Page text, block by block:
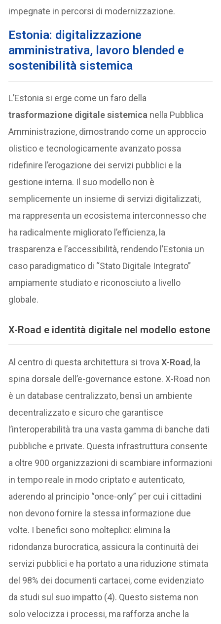
impegnate in percorsi di modernizzazione.
Estonia: digitalizzazione
amministrativa, lavoro blended e
sostenibilità sistemica
L’Estonia si erge come un faro della
trasformazione digitale sistemica nella Pubblica
Amministrazione, dimostrando come un approccio
olistico e tecnologicamente avanzato possa
ridefinire l’erogazione dei servizi pubblici e la
gestione interna. Il suo modello non è
semplicemente un insieme di servizi digitalizzati,
ma rappresenta un ecosistema interconnesso che
ha radicalmente migliorato l’efficienza, la
trasparenza e l’accessibilità, rendendo l’Estonia un
caso paradigmatico di “Stato Digitale Integrato”
ampiamente studiato e riconosciuto a livello
globale.
X-Road e identità digitale nel modello estone
Al centro di questa architettura si trovaX-Road, la
spina dorsale dell’e-governance estone. X-Road non
è un database centralizzato, bensì un ambiente
decentralizzato e sicuro che garantisce
l’interoperabilità tra una vasta gamma di banche dati
pubbliche e private. Questa infrastruttura consente
a oltre 900 organizzazioni di scambiare informazioni
in tempo reale in modo criptato e autenticato,
aderendo al principio “once-only” per cui i cittadini
non devono fornire la stessa informazione due
volte. I benefici sono molteplici: elimina la
ridondanza burocratica, assicura la continuità dei
servizi pubblici e ha portato a una riduzione stimata
del 98% dei documenti cartacei, come evidenziato
da studi sul suo impatto (4). Questo sistema non
solo velocizza i processi, ma rafforza anche la